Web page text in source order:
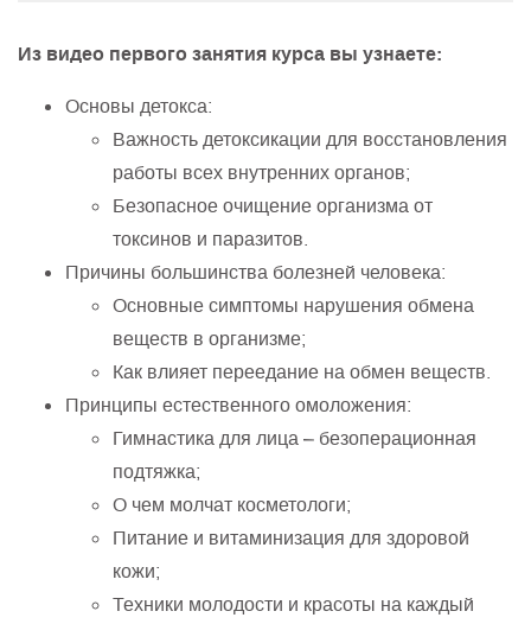
Из видео первого занятия курса вы узнаете:
Основы детокса:
Важность детоксикации для восстановления
работы всех внутренних органов;
Безопасное очищение организма от
токсинов и паразитов.
Причины большинства болезней человека:
Основные симптомы нарушения обмена
веществ в организме;
Как влияет переедание на обмен веществ.
Принципы естественного омоложения:
Гимнастика для лица – безоперационная
подтяжка;
О чем молчат косметологи;
Питание и витаминизация для здоровой
кожи;
Техники молодости и красоты на каждый